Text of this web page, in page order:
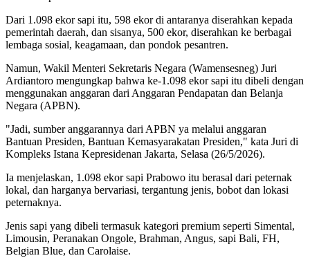
Dari 1.098 ekor sapi itu, 598 ekor di antaranya diserahkan kepada
pemerintah daerah, dan sisanya, 500 ekor, diserahkan ke berbagai
lembaga sosial, keagamaan, dan pondok pesantren.
Namun, Wakil Menteri Sekretaris Negara (Wamensesneg) Juri
Ardiantoro mengungkap bahwa ke-1.098 ekor sapi itu dibeli dengan
menggunakan anggaran dari Anggaran Pendapatan dan Belanja
Negara (APBN).
"Jadi, sumber anggarannya dari APBN ya melalui anggaran
Bantuan Presiden, Bantuan Kemasyarakatan Presiden," kata Juri di
Kompleks Istana Kepresidenan Jakarta, Selasa (26/5/2026).
Ia menjelaskan, 1.098 ekor sapi Prabowo itu berasal dari peternak
lokal, dan harganya bervariasi, tergantung jenis, bobot dan lokasi
peternaknya.
Jenis sapi yang dibeli termasuk kategori premium seperti Simental,
Limousin, Peranakan Ongole, Brahman, Angus, sapi Bali, FH,
Belgian Blue, dan Carolaise.